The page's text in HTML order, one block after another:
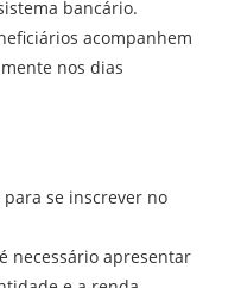
bancário.
acompanhem
nos dias
se inscrever no
necessário apresentar